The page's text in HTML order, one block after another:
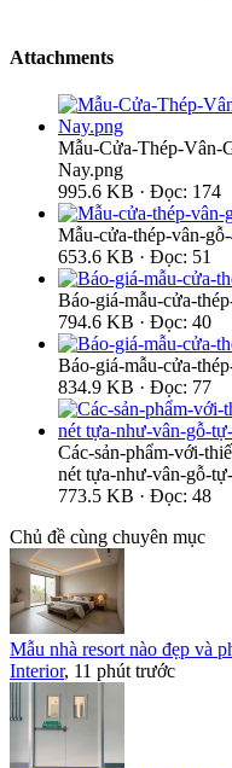
Attachments
Mẫu-Cửa-Thép-Vân-
Nay.png
995.6 KB · Đọc: 174
Mẫu-cửa-thép-vân-
653.6 KB · Đọc: 51
Báo-giá-mẫu-cửa-
794.6 KB · Đọc: 40
Báo-giá-mẫu-cửa-
834.9 KB · Đọc: 77
Các-sản-phẩm-với-
nét tựa-như-vân-gỗ-
773.5 KB · Đọc: 48
Chủ đề cùng chuyên mục
Mẫu nhà resort nào đẹp và
Interior, 11 phút trước